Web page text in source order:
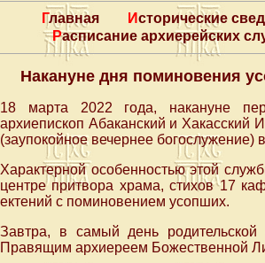
Главная Исторические
Расписание архиерейских
Hакануне дня поминовения
18 марта 2022 года, накануне
архиепископ Абаканский и Хакасский
(заупокойное вечернее
Характерной особенностью этой
центре притвора храма, стихов 17
ектений с поминовением усопших.
Завтра, в самый день
Правящим архиереем Божественной